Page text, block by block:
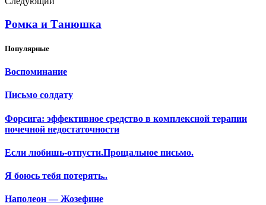
Ромка и Танюшка
Популярные
Воспоминание
Письмо солдату
Форсига: эффективное средство в комплексной терапии
почечной недостаточности
Если любишь-отпусти.Прощальное письмо.
Я боюсь тебя потерять..
Наполеон — Жозефине